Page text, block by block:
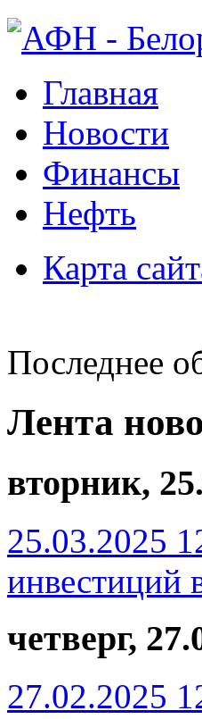
Главная
Новости
Финансы
Нефть
Карта
Последнее
Лента
вторник,
25.03.2025
инвестиций
четверг,
27.02.2025